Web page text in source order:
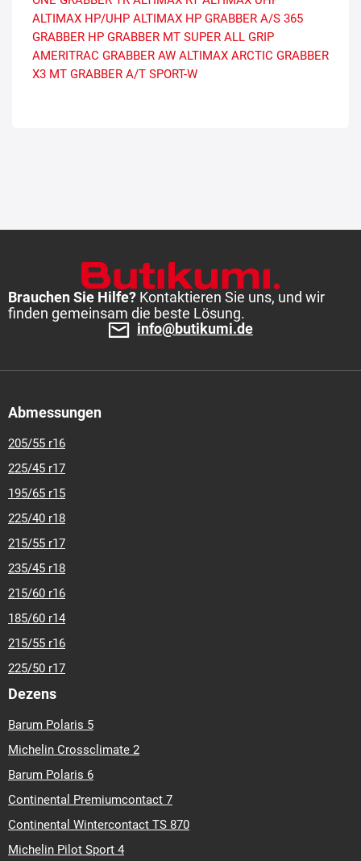
ALTIMAX HP/UHP ALTIMAX HP GRABBER A/S 365
GRABBER HP GRABBER MT SUPER ALL GRIP
AMERITRAC GRABBER AW ALTIMAX ARCTIC GRABBER
X3 MT GRABBER A/T SPORT-W
Brauchen Sie Hilfe? Kontaktieren Sie uns, und wir
finden gemeinsam die beste Lösung.
info@butikumi.de
Abmessungen
205/55 r16
225/45 r17
195/65 r15
225/40 r18
215/55 r17
235/45 r18
215/60 r16
185/60 r14
215/55 r16
225/50 r17
Dezens
Barum Polaris 5
Michelin Crossclimate 2
Barum Polaris 6
Continental Premiumcontact 7
Continental Wintercontact TS 870
Michelin Pilot Sport 4